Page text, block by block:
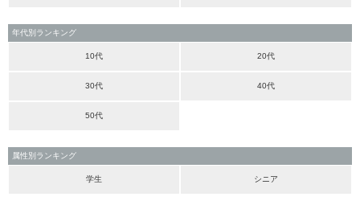
年代別ランキング
10代 20代
30代 40代
50代
属性別ランキング
学生 シニア